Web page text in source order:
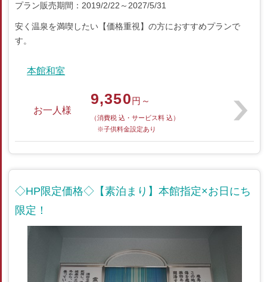
プラン販売期間：2019/2/22～2027/5/31
安く温泉を満喫したい【価格重視】の方におすすめプランで
す。
本館和室
お一人様
9,350円～
（消費税 込・サービス料 込）
※子供料金設定あり
◇HP限定価格◇【素泊まり】本館指定×お日にち
限定！